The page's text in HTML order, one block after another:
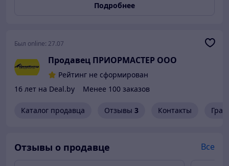
том числе по эскизам заказчика из оцинкованной стали
(8017,9003,3005,3011,3009,6002,6005,5005 и др) мах.
(металлочерепица, профнастил, ондулин, битумная
черепица, водосток, сайдинг, софит, утеплитель,
гидроизоляция, пленки, мембраны и др. ) Расчет,
доставка. Скидки! Удобное место расположение 200м от
Подробнее
Был online: 27.07
Продавец ПРИОРМАСТЕР ООО
Рейтинг не сформирован
16 лет на Deal.by
Менее 100 заказов
Каталог продавца Отзывы 3 Контакты
Отзывы о продавце Все